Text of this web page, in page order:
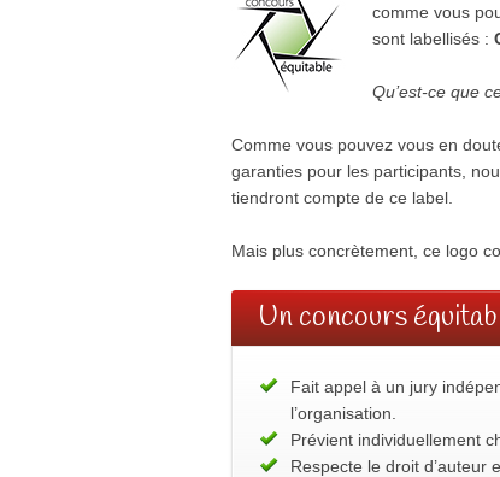
comme vous
sont labellisés :
Qu’est-ce que
Comme vous pouvez vous en
garanties pour les participants,
tiendront compte de ce label.
Mais plus concrètement, ce logo
Un concours
Fait appel à un jury
l’organisation.
Prévient individuellement
Respecte le droit d’auteur